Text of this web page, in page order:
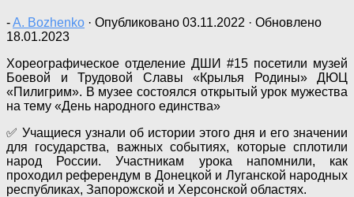
-A. Bozhenko · Опубликовано 03.11.2022 · Обновлено
18.01.2023
Хореографическое отделение ДШИ #15 посетили музей
Боевой и Трудовой Славы «Крылья Родины» ДЮЦ
«Пилигрим». В музее состоялся открытый урок мужества
на тему «День народного единства»
✅ Учащиеся узнали об истории этого дня и его значении
для государства, важных событиях, которые сплотили
народ России. Участникам урока напомнили, как
проходил референдум в Донецкой и Луганской народных
республиках, Запорожской и Херсонской областях.